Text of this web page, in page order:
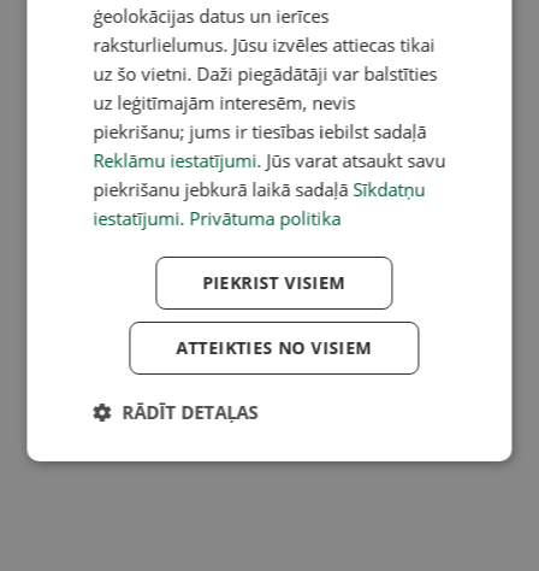
ģeolokācijas datus un ierīces
raksturlielumus. Jūsu izvēles attiecas tikai
uz šo vietni. Daži piegādātāji var balstīties
uz leģitīmajām interesēm, nevis
piekrišanu; jums ir tiesības iebilst sadaļā
Reklāmu iestatījumi. Jūs varat atsaukt savu
piekrišanu jebkurā laikā sadaļā Sīkdatņu
iestatījumi. Privātuma politika
PIEKRIST VISIEM
ATTEIKTIES NO VISIEM
RĀDĪT DETAĻAS